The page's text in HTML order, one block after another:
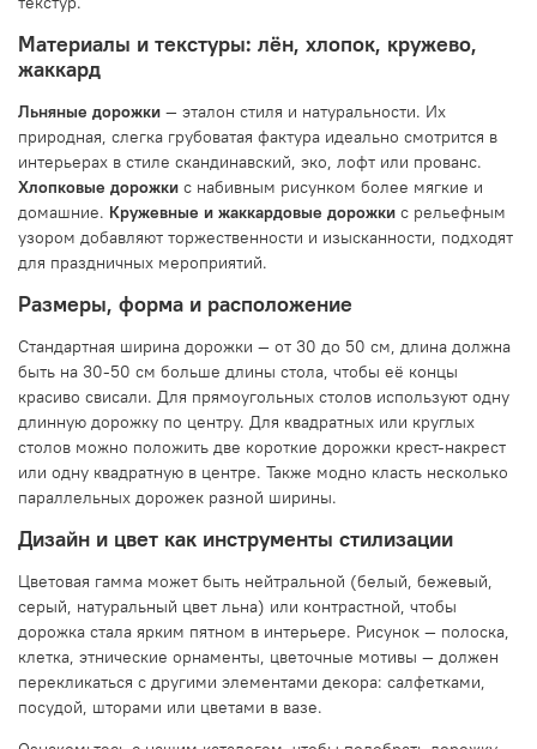
Материалы и текстуры: лён, хлопок, кружево,
жаккард
Льняные дорожки — эталон стиля и натуральности. Их
природная, слегка грубоватая фактура идеально смотрится в
интерьерах в стиле скандинавский, эко, лофт или прованс.
Хлопковые дорожки с набивным рисунком более мягкие и
домашние. Кружевные и жаккардовые дорожки с рельефным
узором добавляют торжественности и изысканности, подходят
для праздничных мероприятий.
Размеры, форма и расположение
Стандартная ширина дорожки — от 30 до 50 см, длина должна
быть на 30-50 см больше длины стола, чтобы её концы
красиво свисали. Для прямоугольных столов используют одну
длинную дорожку по центру. Для квадратных или круглых
столов можно положить две короткие дорожки крест-накрест
или одну квадратную в центре. Также модно класть несколько
параллельных дорожек разной ширины.
Дизайн и цвет как инструменты стилизации
Цветовая гамма может быть нейтральной (белый, бежевый,
серый, натуральный цвет льна) или контрастной, чтобы
дорожка стала ярким пятном в интерьере. Рисунок — полоска,
клетка, этнические орнаменты, цветочные мотивы — должен
перекликаться с другими элементами декора: салфетками,
посудой, шторами или цветами в вазе.